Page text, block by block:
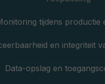
tijdens productie
en integriteit
Data-opslag en